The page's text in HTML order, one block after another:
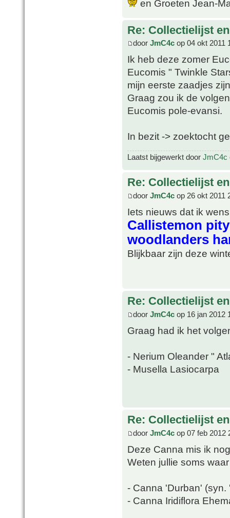
en Groeten Jean-
Re: Collectielijst
door JmC4c op 04 okt 2011
Ik heb deze zomer
Eucomis " Twinkle
mijn eerste zaadjes
Graag zou ik de
Eucomis pole-evansi.
In bezit -> zoektocht
Laatst bijgewerkt door JmC4c
Re: Collectielijst
door JmC4c op 26 okt 2011
Iets nieuws dat ik
Callistemon
woodlanders
Blijkbaar zijn deze
Re: Collectielijst
door JmC4c op 16 jan 2012
Graag had ik het
- Nerium Oleander "
- Musella Lasiocarpa
Re: Collectielijst
door JmC4c op 07 feb 2012
Deze Canna mis ik
Weten jullie soms
- Canna 'Durban'
- Canna Iridiflora